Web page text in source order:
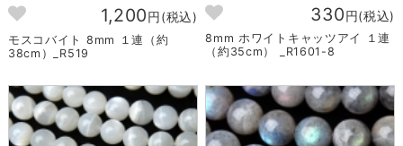
1,200円(税込)
モスコバイト 8mm １連（約
38cm）_R519
330円(税込)
8mm ホワイトキャッツアイ １連
（約35cm） _R1601-8